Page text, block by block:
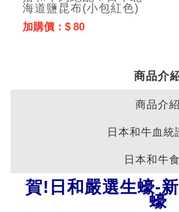
海道鹽昆布(小包紅色)
加購價：$ 80
商品介
商品介紹
日本和牛血統
日本和牛
賀!日和嚴選生蠔-
蠔